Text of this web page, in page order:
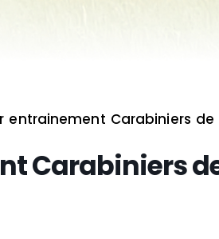
entrainement Carabiniers de
Carabiniers